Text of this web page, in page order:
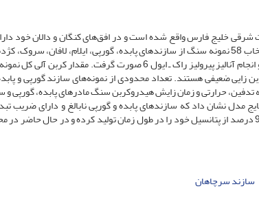
خلیج فارس واقع شده است و در افق‌های کنگان و دالان خود
ارزیابی توان هیدروکربن زایی سنگ مادرهای محتمل با انتخاب 58 نمونه سنگ از سازندهای پابده، گورپی،
زایی ضعیفی هستند. تعداد محدودی از نمونه‌های سازند گورپی و
تدفین، حرارتی و زمان زایش هیدروکربن سنگ مادرهای پابده، گورپی
مدل نشان داد که سازندهای پابده و گورپی نابالغ و دارای ضریب
سازند سرچاهان به‌عنوان اصلی‌ترین سنگ مادر میدان، 95 درصد از پتانسیل خود را در طول زمان تولید کرده و
سازند سرچاهان